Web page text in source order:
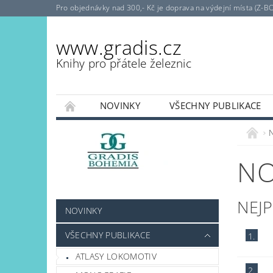
Pro objednávky nad 300,- Kč je doprava na výdejní místa (Z-
www.gradis.cz
Knihy pro přátele železnic
NOVINKY VŠECHNY PUBLIKACE
NOVINKY
VŠECHNY PUBLIKACE
ATLASY LOKOMOTIV
1.
2.